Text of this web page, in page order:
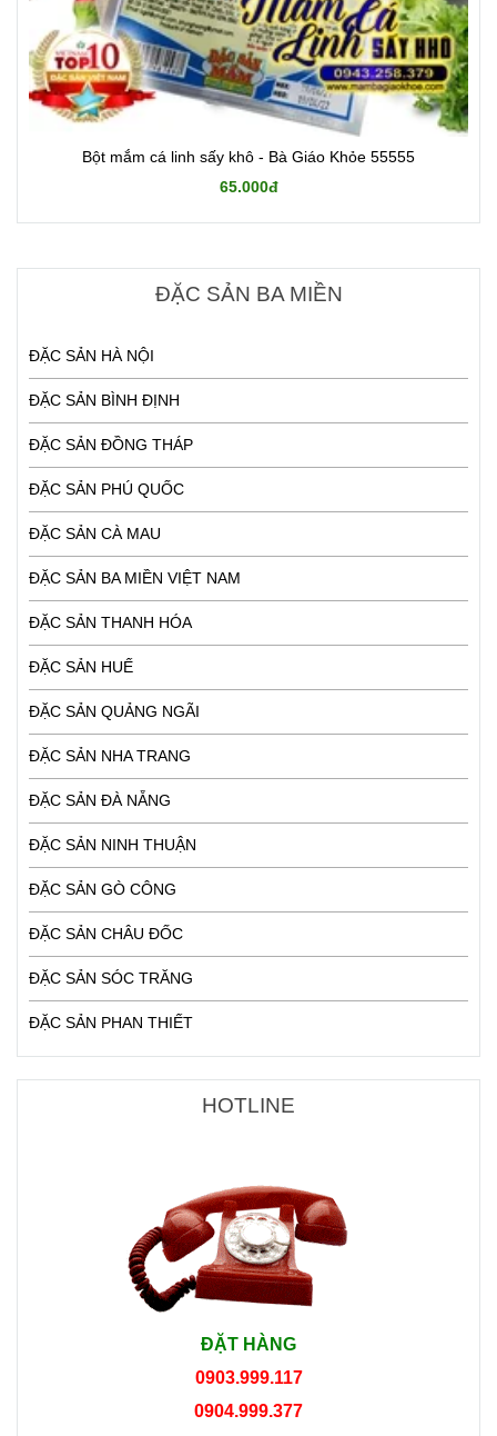
Bột mắm cá linh sấy khô - Bà Giáo Khỏe 55555
65.000đ
ĐẶC SẢN BA MIỀN
ĐẶC SẢN HÀ NỘI
ĐẶC SẢN BÌNH ĐỊNH
ĐẶC SẢN ĐỒNG THÁP
ĐẶC SẢN PHÚ QUỐC
ĐẶC SẢN CÀ MAU
ĐẶC SẢN BA MIỀN VIỆT NAM
ĐẶC SẢN THANH HÓA
ĐẶC SẢN HUẾ
ĐẶC SẢN QUẢNG NGÃI
ĐẶC SẢN NHA TRANG
ĐẶC SẢN ĐÀ NẴNG
ĐẶC SẢN NINH THUẬN
ĐẶC SẢN GÒ CÔNG
ĐẶC SẢN CHÂU ĐỐC
ĐẶC SẢN SÓC TRĂNG
ĐẶC SẢN PHAN THIẾT
HOTLINE
ĐẶT HÀNG
0903.999.117
0904.999.377